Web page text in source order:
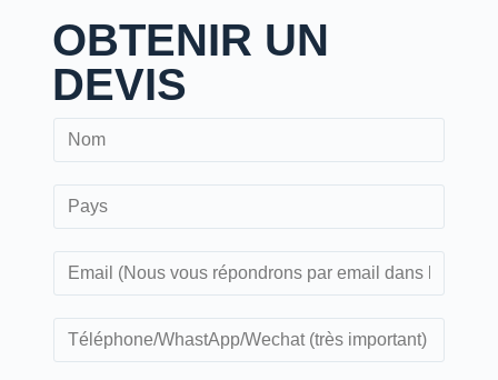
OBTENIR UN
DEVIS